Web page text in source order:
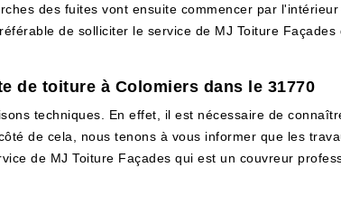
des fuites vont ensuite commencer par
de solliciter le service de MJ Toiture Façades
de toiture à Colomiers dans le 31770
techniques. En effet, il est nécessaire de
de cela, nous tenons à vous informer que les
de MJ Toiture Façades qui est un couvreur